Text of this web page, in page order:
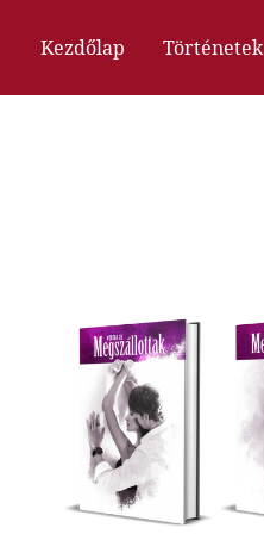
Kezdőlap Történetek